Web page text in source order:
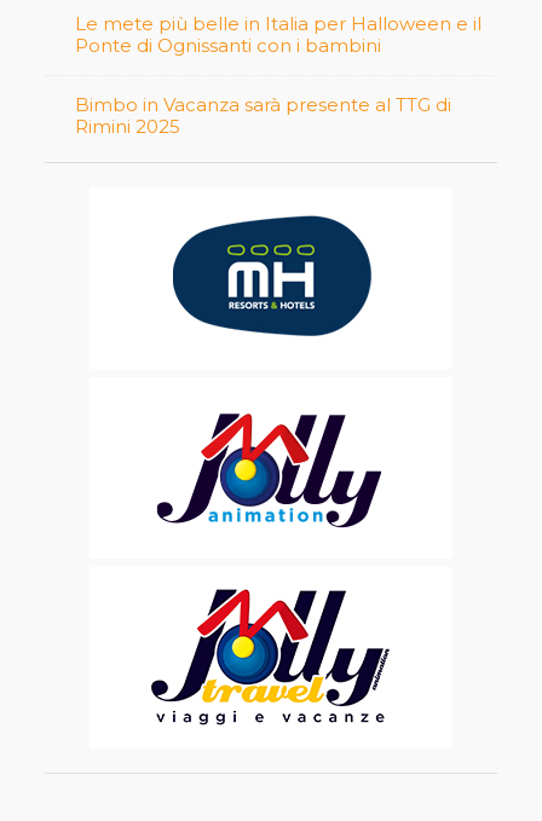
Le mete più belle in Italia per Halloween e il
Ponte di Ognissanti con i bambini
Bimbo in Vacanza sarà presente al TTG di
Rimini 2025